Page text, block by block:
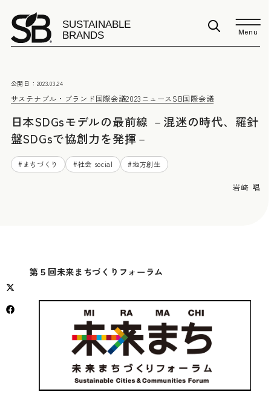
Menu
サステナブル・ブランド国際会議2023 ニュースSB国際会議
公開日： 2023.03.24
日本SDGsモデルの最前線 －混迷の時代、羅針
盤SDGsで協創力を発揮－
#まちづくり #社会 social #地方創生
岩﨑 唱
第５回未来まちづくりフォーラム